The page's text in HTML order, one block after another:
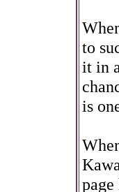
to
it in
is